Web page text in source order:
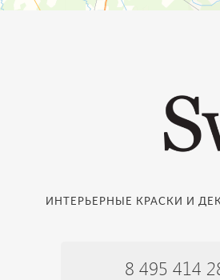
ИНТЕРЬЕРНЫЕ КРАСКИ И
8 495 414